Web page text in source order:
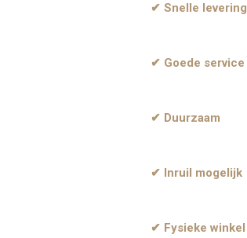
✔ Snelle levering
✔ Goede service
✔ Duurzaam
✔ Inruil mogelijk
✔ Fysieke winkel